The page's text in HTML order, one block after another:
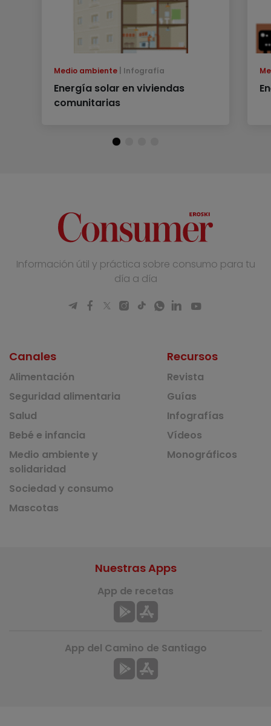
Medio ambiente Infografía
Energía solar en viviendas
comunitarias
Información útil y práctica sobre consumo para tu
día a día
Canales
Alimentación
Seguridad alimentaria
Salud
Bebé e infancia
Medio ambiente y
solidaridad
Sociedad y consumo
Mascotas
Recursos
Revista
Guías
Infografías
Vídeos
Monográficos
Nuestras Apps
App de recetas
App del Camino de Santiago